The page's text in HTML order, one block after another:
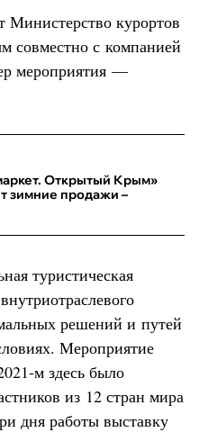
Министерство курортов
совместно с компанией
мероприятия —
Открытый Крым»
зимние продажи –
туристическая
решений и путей
Мероприятие
м здесь было
из 12 стран мира
дня работы выставку